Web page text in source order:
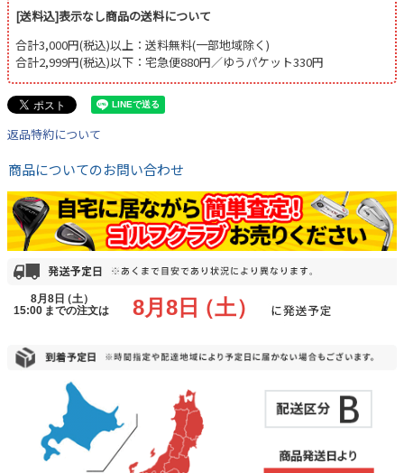
[送料込]表示なし商品の送料について
合計3,000円(税込)以上：送料無料(一部地域除く)
合計2,999円(税込)以下：宅急便880円／ゆうパケット330円
返品特約について
商品についてのお問い合わせ